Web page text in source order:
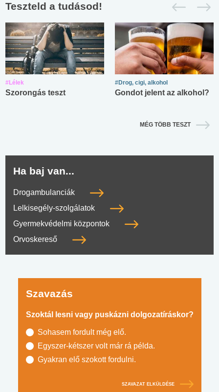
Teszteld a tudásod!
#Lélek
Szorongás teszt
#Drog, cigi, alkohol
Gondot jelent az alkohol?
MÉG TÖBB TESZT
Ha baj van...
Drogambulanciák
Lelkisegély-szolgálatok
Gyermekvédelmi központok
Orvoskereső
Szavazás
Szoktál lesni vagy puskázni dolgozatíráskor?
Sohasem fordult még elő.
Egyszer-kétszer volt már rá példa.
Gyakran elő szokott fordulni.
SZAVAZAT ELKÜLDÉSE